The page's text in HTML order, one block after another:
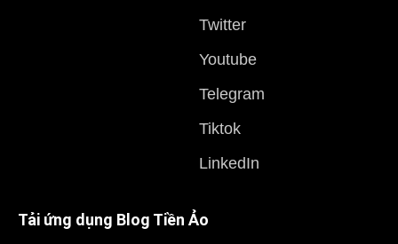
Twitter
Youtube
Telegram
Tiktok
LinkedIn
Tải ứng dụng Blog Tiền Ảo